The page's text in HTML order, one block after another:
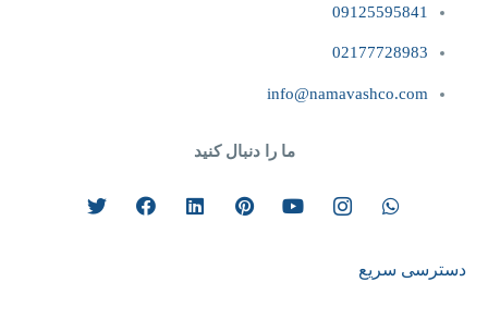
09125595841
02177728983
info@namavashco.com
ما را دنبال کنید
دسترسی سریع